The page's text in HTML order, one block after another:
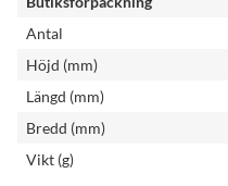
Antal
Höjd (mm)
Längd (mm)
Bredd (mm)
Vikt (g)